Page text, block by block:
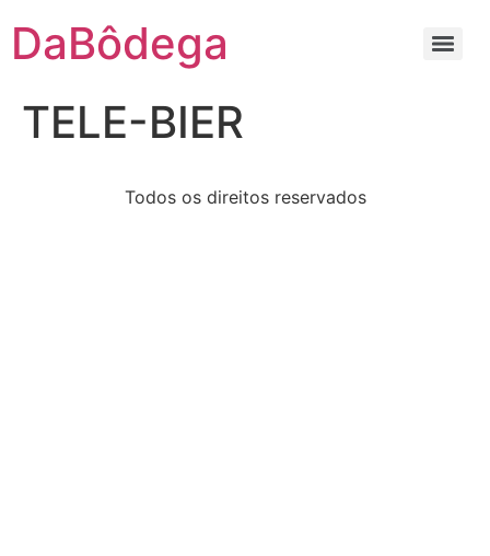
DaBôdega
TELE-BIER
Todos os direitos reservados